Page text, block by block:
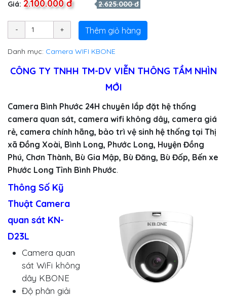
Giá: 2.100.000 đ 2.625.000 đ
Thêm giỏ hàng
Danh mục: Camera WIFI KBONE
CÔNG TY TNHH TM-DV VIỄN THÔNG TẦM NHÌN
MỚI
Camera Bình Phước 24H chuyên lắp đặt hệ thống
camera quan sát, camera wifi không dây, camera giá
rẻ, camera chính hãng, bảo trì vệ sinh hệ thống tại Thị
xã Đồng Xoài, Bình Long, Phước Long, Huyện Đồng
Phú, Chơn Thành, Bù Gia Mập, Bù Đăng, Bù Đốp, Bến xe
Phước Long Tỉnh Bình Phước.
Thông Số Kỹ
Thuật Camera
quan sát KN-
D23L
Camera quan
sát WiFi không
dây KBONE
Độ phân giải